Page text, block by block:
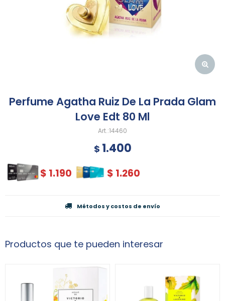
Perfume Agatha Ruiz De La Prada Glam
Love Edt 80 Ml
14460
$ 1.400
$ 1.190 $ 1.260
Métodos y costos de envío
Productos que te pueden interesar